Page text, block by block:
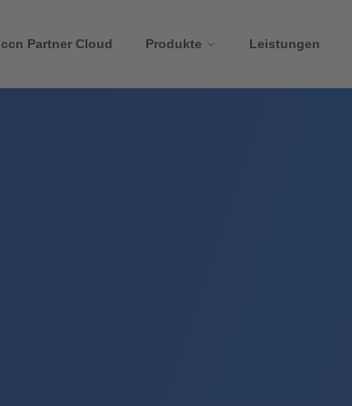
ccn Partner Cloud Produkte Leistungen